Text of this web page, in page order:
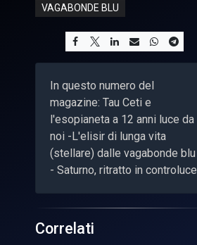
VAGABONDE BLU
In questo numero del
magazine: Tau Ceti e
l'esopianeta a 12 anni luce da
noi -L'elisir di lunga vita
(stellare) dalle vagabonde blu
- Saturno, ritratto in controluce
Correlati